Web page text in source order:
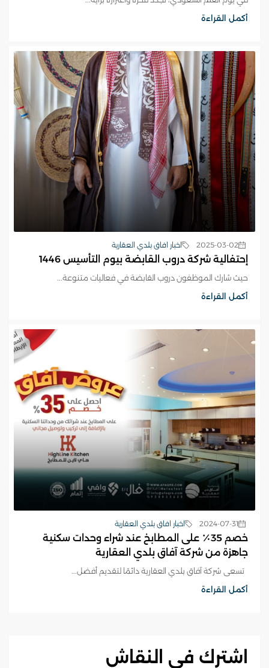
أكمل القراءة
2025-03-02 اخبار افاق بلدي العقارية
إحتفالية شركة دروب القابضة بيوم التأسيس 1446
حيث شارك الموظفون دروب القابضة في فعاليات متنوعة...
أكمل القراءة
2024-07-31 اخبار افاق بلدي العقارية
خصم 35٪ على المطابخ عند شراء وحدات سكنية
جاهزة من شركة آفاق بلدي العقارية
تسعى شركة آفاق بلدي العقارية دائمًا لتقديم أفضل...
أكمل القراءة
اشترك في النقاش